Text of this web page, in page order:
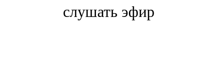
слушать эфир